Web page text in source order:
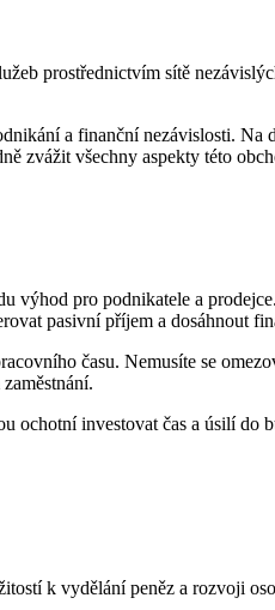
prostřednictvím sítě
a finanční nezávislosti.
zvážit všechny aspekty této
pro podnikatele a
pasivní‌ příjem a dosáhnout
času. Nemusíte se
investovat čas a úsilí do
k vydělání peněz a rozvoji